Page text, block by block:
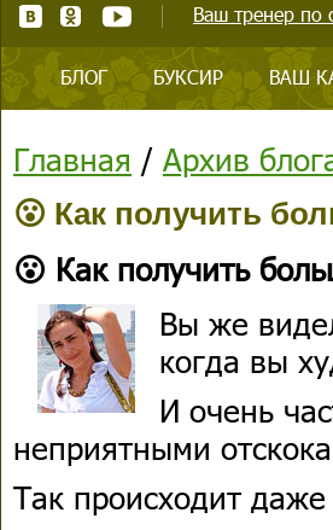
Ваш тренер по
БЛОГ БУКСИР ВАШ
Главная / Архив
😮 Как получить
😮 Как получить
Вы же
когда вы
И очень
неприятными
Так происходит